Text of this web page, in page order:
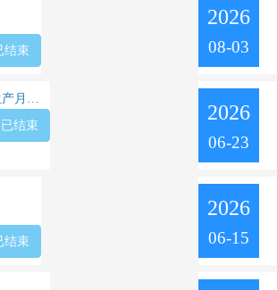
结束
2026
08-03
动班
已结束
2026
06-23
结束
2026
06-15